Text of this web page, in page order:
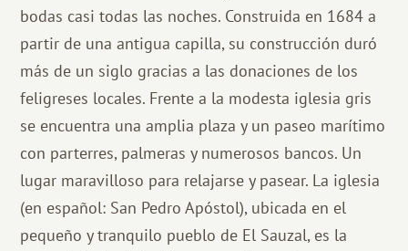
bodas casi todas las noches. Construida en 1684 a
partir de una antigua capilla, su construcción duró
más de un siglo gracias a las donaciones de los
feligreses locales. Frente a la modesta iglesia gris
se encuentra una amplia plaza y un paseo marítimo
con parterres, palmeras y numerosos bancos. Un
lugar maravilloso para relajarse y pasear. La iglesia
(en español: San Pedro Apóstol), ubicada en el
pequeño y tranquilo pueblo de El Sauzal, es la